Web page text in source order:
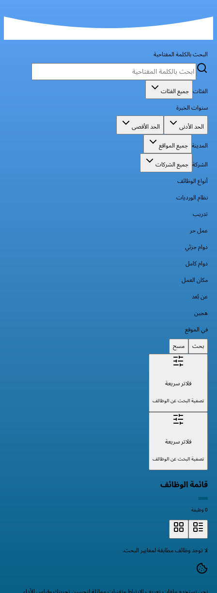
البحث بالكلمة المفتاحية
الفئات جميع الفئات
سنوات الخبرة
الحد الأدنى
الحد الأقصى
المدينة جميع المواقع
الشركة جميع الشركات
أنواع الوظائف
نظام الورديات
تدريب
عمل حر
دوام جزئي
دوام كامل
مكان العمل
عن بُعد
هجين
في الموقع
بحث
مسح
فلاتر سريعة
تصفية البحث عن الوظائف
فلاتر سريعة
تصفية البحث عن الوظائف
قائمة الوظائف
0 وظيفة
لا توجد وظائف مطابقة لمعايير البحث.